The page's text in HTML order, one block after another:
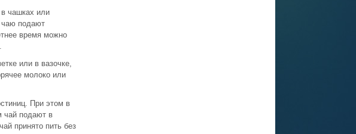
чашках или
чаю подают
время можно
или в вазочке,
молоко или
При этом в
чай подают в
принято пить без